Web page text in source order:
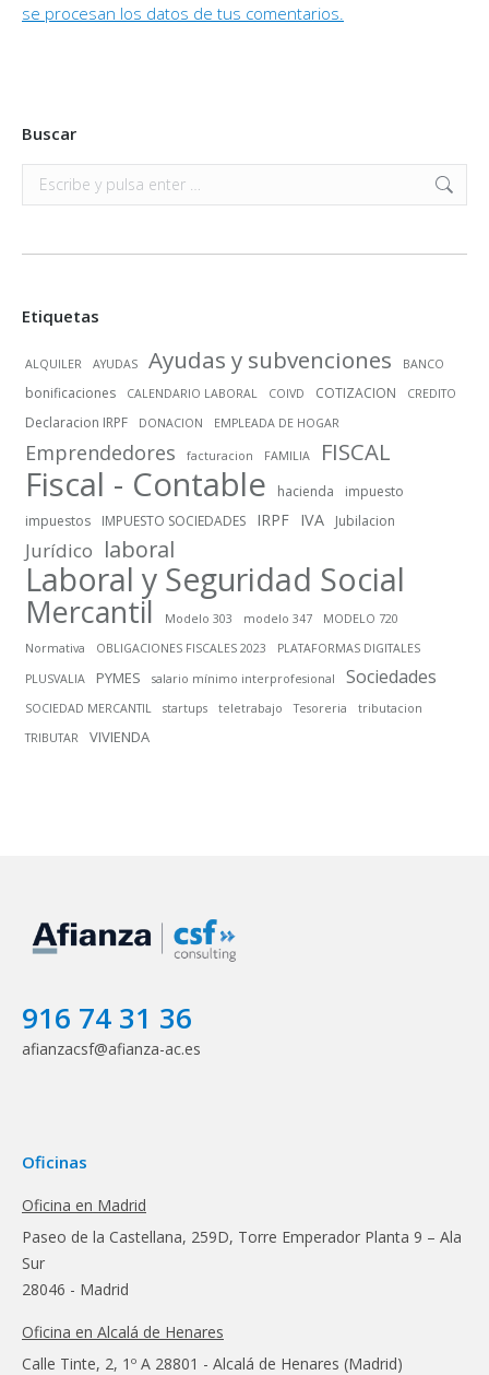
se procesan los datos de tus comentarios.
Buscar
Buscar:
Etiquetas
ALQUILER AYUDAS Ayudas y subvenciones BANCO
bonificaciones CALENDARIO LABORAL COIVD COTIZACION CREDITO
Declaracion IRPF DONACION EMPLEADA DE HOGAR
Emprendedores facturacion FAMILIA FISCAL
Fiscal - Contable hacienda
impuesto
impuestos
IMPUESTO SOCIEDADES IRPF IVA Jubilacion
Jurídico laboral
Laboral y Seguridad Social
Mercantil Modelo 303 modelo 347
MODELO 720
Normativa
OBLIGACIONES FISCALES 2023
PLATAFORMAS DIGITALES
PLUSVALIA
PYMES salario mínimo interprofesional Sociedades
SOCIEDAD MERCANTIL startups teletrabajo Tesoreria
tributacion
TRIBUTAR
VIVIENDA
916 74 31 36
afianzacsf@afianza-ac.es
Oficinas
Oficina en Madrid
Paseo de la Castellana, 259D, Torre Emperador Planta 9 – Ala
Sur
28046 - Madrid
Oficina en Alcalá de Henares
Calle Tinte, 2, 1º A 28801 - Alcalá de Henares (Madrid)